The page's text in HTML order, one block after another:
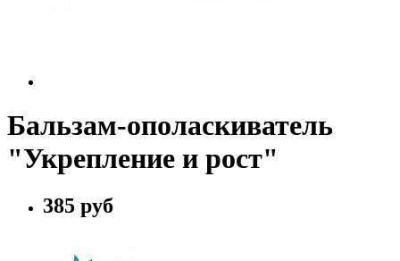
Бальзам-ополаскиватель
"Укрепление и рост"
385 руб